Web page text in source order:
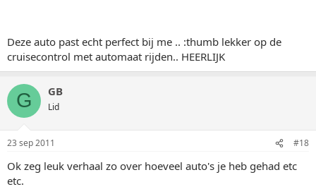
Deze auto past echt perfect bij me .. :thumb lekker op de
cruisecontrol met automaat rijden.. HEERLIJK
G GB
Lid
23 sep 2011 #18
Ok zeg leuk verhaal zo over hoeveel auto's je heb gehad etc
etc.